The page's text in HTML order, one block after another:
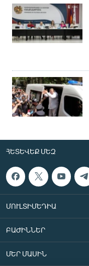
ՀԵՏԵՎԵՔ ՄԵԶ
ՄՈՒԼՏԻՄԵԴԻԱ
ԲԱԺԻՆՆԵՐ
ՄԵՐ ՄԱՍԻՆ